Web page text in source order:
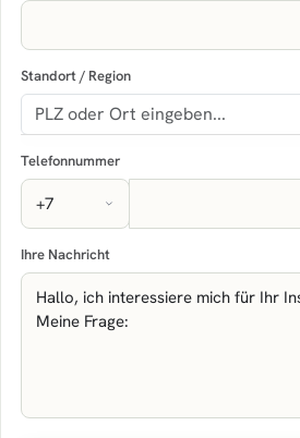
Standort / Region
Telefonnummer
Ihre Nachricht